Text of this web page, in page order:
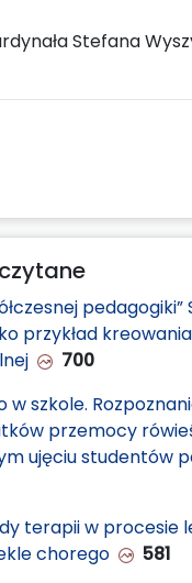
Stefana
pedagogiki”
przykład kreowania
700
w szkole.
przemocy
ujęciu studentów
terapii w procesie
chorego
581